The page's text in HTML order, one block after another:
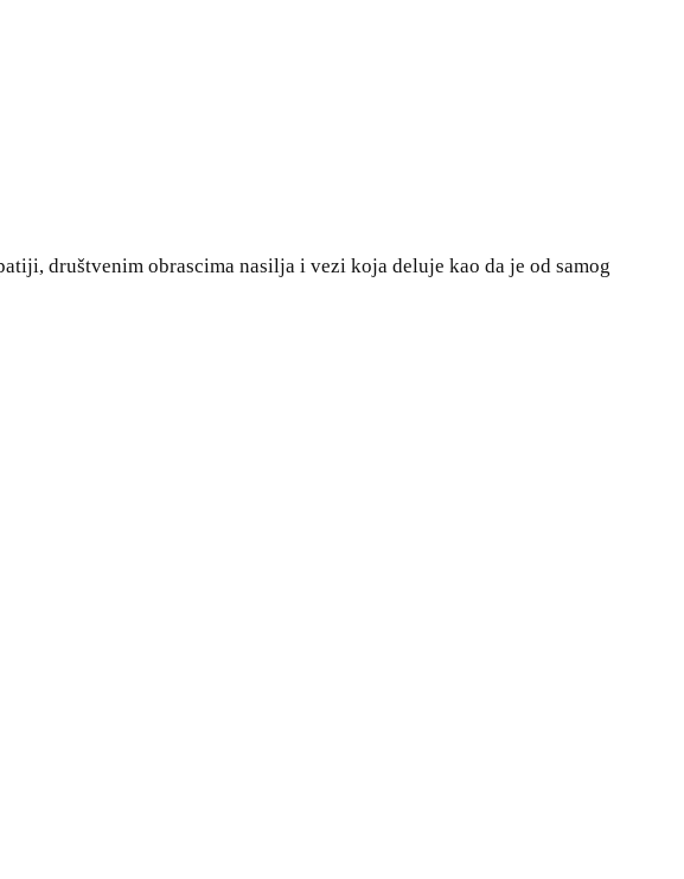
društvenim obrascima nasilja i vezi koja deluje kao da je od samog